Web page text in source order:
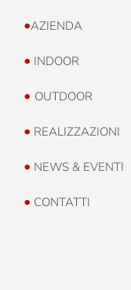
•AZIENDA
• INDOOR
• OUTDOOR
• REALIZZAZIONI
• NEWS & EVENTI
• CONTATTI